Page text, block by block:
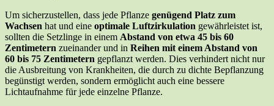
Um sicherzustellen, dass jede Pflanze genügend Platz zum
Wachsen hat und eine optimale Luftzirkulation gewährleistet ist,
sollten die Setzlinge in einem Abstand von etwa 45 bis 60
Zentimetern zueinander und in Reihen mit einem Abstand von
60 bis 75 Zentimetern gepflanzt werden. Dies verhindert nicht nur
die Ausbreitung von Krankheiten, die durch zu dichte Bepflanzung
begünstigt werden, sondern ermöglicht auch eine bessere
Lichtaufnahme für jede einzelne Pflanze.